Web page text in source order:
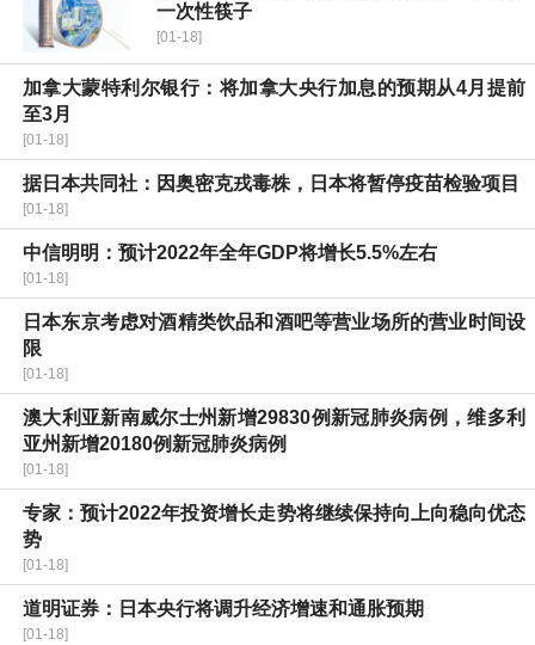
一次性筷子
[01-18]
加拿大蒙特利尔银行：将加拿大央行加息的预期从4月提前
至3月
[01-18]
据日本共同社：因奥密克戎毒株，日本将暂停疫苗检验项目
[01-18]
中信明明：预计2022年全年GDP将增长5.5%左右
[01-18]
日本东京考虑对酒精类饮品和酒吧等营业场所的营业时间设
限
[01-18]
澳大利亚新南威尔士州新增29830例新冠肺炎病例，维多利
亚州新增20180例新冠肺炎病例
[01-18]
专家：预计2022年投资增长走势将继续保持向上向稳向优态
势
[01-18]
道明证券：日本央行将调升经济增速和通胀预期
[01-18]